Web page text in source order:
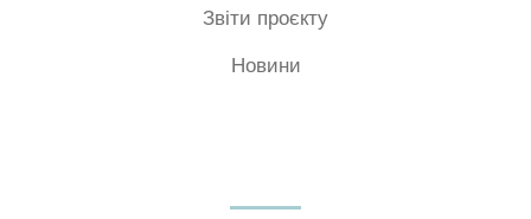
Звіти проєкту
Новини